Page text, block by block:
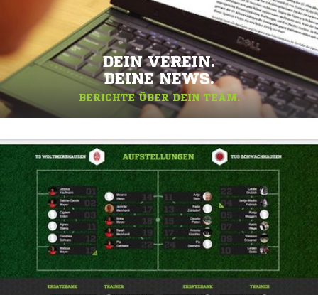
DEIN VEREIN.
DEINE NEWS.
BERICHTE ÜBER DEIN TEAM.